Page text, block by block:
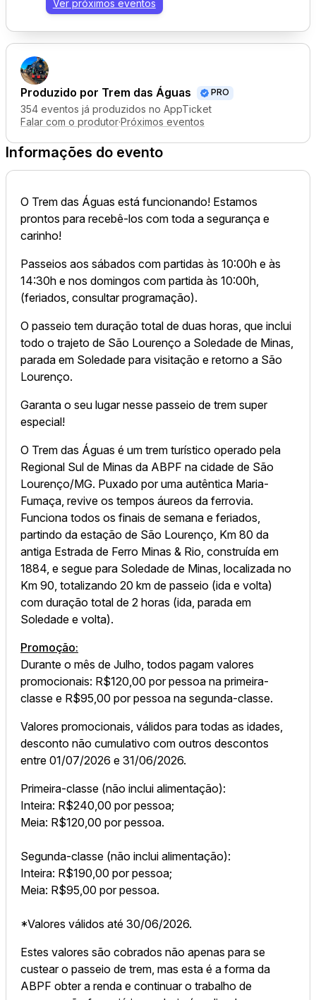
Produzido por Trem das Águas PRO
354 eventos já produzidos no AppTicket
Falar com o produtor·Próximos eventos
Informações do evento
O Trem das Águas está funcionando! Estamos
prontos para recebê-los com toda a segurança e
carinho!
Passeios aos sábados com partidas às 10:00h e às
14:30h e nos domingos com partida às 10:00h,
(feriados, consultar programação).
O passeio tem duração total de duas horas, que inclui
todo o trajeto de São Lourenço a Soledade de Minas,
parada em Soledade para visitação e retorno a São
Lourenço.
Garanta o seu lugar nesse passeio de trem super
especial!
O Trem das Águas é um trem turístico operado pela
Regional Sul de Minas da ABPF na cidade de São
Lourenço/MG. Puxado por uma autêntica Maria-
Fumaça, revive os tempos áureos da ferrovia.
Funciona todos os finais de semana e feriados,
partindo da estação de São Lourenço, Km 80 da
antiga Estrada de Ferro Minas & Rio, construída em
1884, e segue para Soledade de Minas, localizada no
Km 90, totalizando 20 km de passeio (ida e volta)
com duração total de 2 horas (ida, parada em
Soledade e volta).
Promoção:
Durante o mês de Julho, todos pagam valores
promocionais: R$120,00 por pessoa na primeira-
classe e R$95,00 por pessoa na segunda-classe.
Valores promocionais, válidos para todas as idades,
desconto não cumulativo com outros descontos
entre 01/07/2026 e 31/06/2026.
Primeira-classe (não inclui alimentação):
Inteira: R$240,00 por pessoa;
Meia: R$120,00 por pessoa.
Segunda-classe (não inclui alimentação):
Inteira: R$190,00 por pessoa;
Meia: R$95,00 por pessoa.
*Valores válidos até 30/06/2026.
Estes valores são cobrados não apenas para se
custear o passeio de trem, mas esta é a forma da
ABPF obter a renda e continuar o trabalho de
Ver próximos eventos